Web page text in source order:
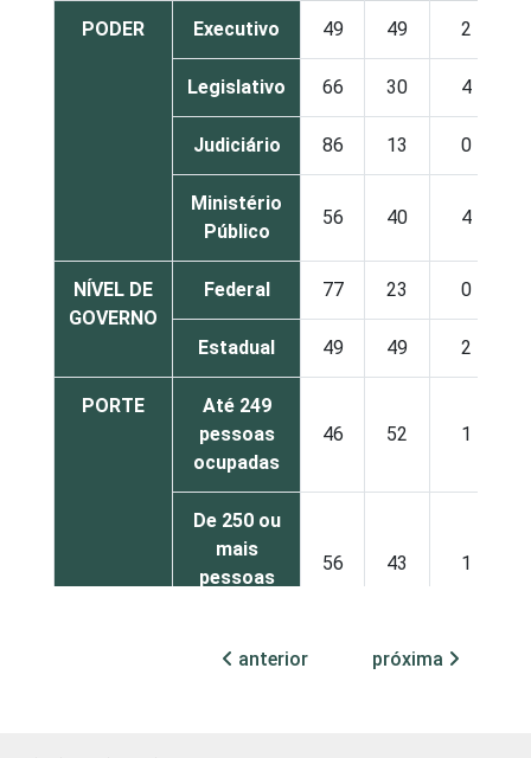
PODER Executivo 49 49 2
Legislativo 66 30 4
Judiciário 86 13 0
Ministério
Público
56 40 4
NÍVEL DE
GOVERNO
Federal 77 23 0
Estadual 49 49 2
PORTE
Até 249
pessoas
ocupadas
46 52 1
De 250 ou
mais
pessoas
56 43 1
Nãoanterior próxima